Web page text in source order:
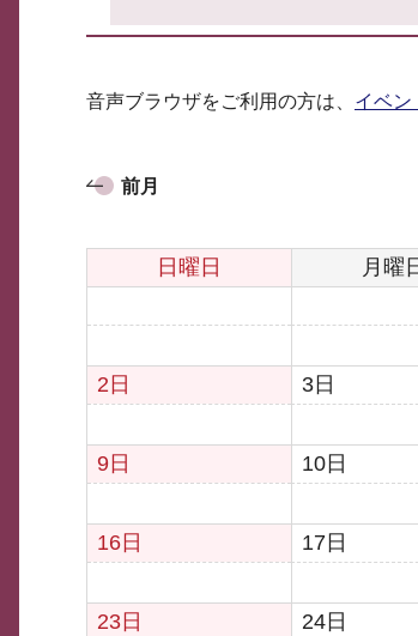
音声ブラウザをご利用の方は、 イベン
前月
日曜日 月曜
2日 3日
9日 10日
16日 17日
23日 24日